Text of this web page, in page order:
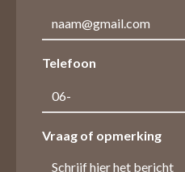
Telefoon
Vraag of opmerking